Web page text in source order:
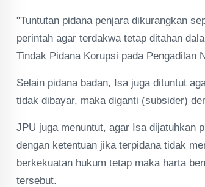
"Tuntutan pidana penjara dikurangkan
perintah agar terdakwa tetap ditahan
Tindak Pidana Korupsi pada Pengadilan
Selain pidana badan, Isa juga dituntut
tidak dibayar, maka diganti (subsider)
JPU juga menuntut, agar Isa dijatuhkan
dengan ketentuan jika terpidana tidak
berkekuatan hukum tetap maka harta
tersebut.